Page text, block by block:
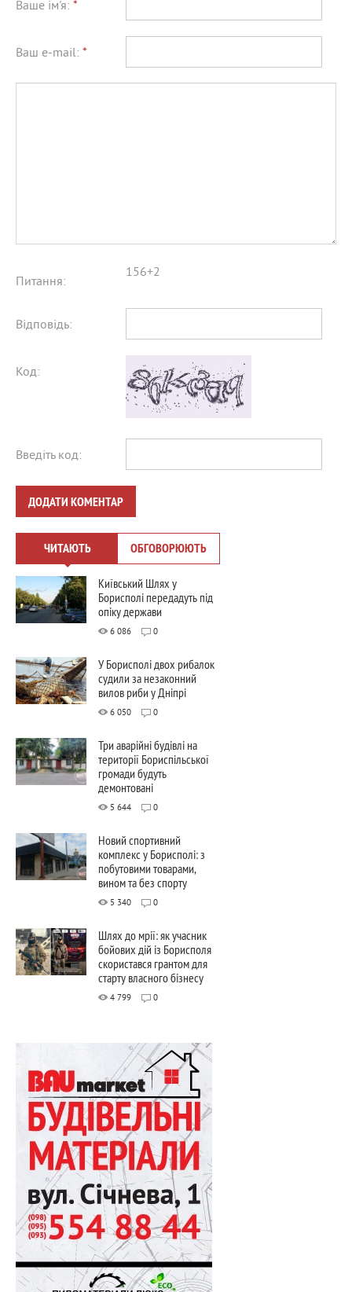
Ваше ім'я: *
Ваш e-mail: *
Питання:
156+2
Відповідь:
Код:
Введіть код:
ДОДАТИ КОМЕНТАР
ЧИТАЮТЬ ОБГОВОРЮЮТЬ
Київський Шлях у
Борисполі передадуть під
опіку держави
6 086 0
У Борисполі двох рибалок
судили за незаконний
вилов риби у Дніпрі
6 050 0
Три аварійні будівлі на
території Бориспільської
громади будуть
демонтовані
5 644 0
Новий спортивний
комплекс у Борисполі: з
побутовими товарами,
вином та без спорту
5 340 0
Шлях до мрії: як учасник
бойових дій із Борисполя
скористався грантом для
старту власного бізнесу
4 799 0